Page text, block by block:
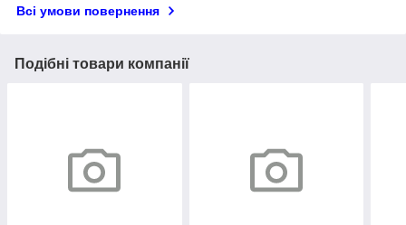
Всі умови повернення
Подібні товари компанії